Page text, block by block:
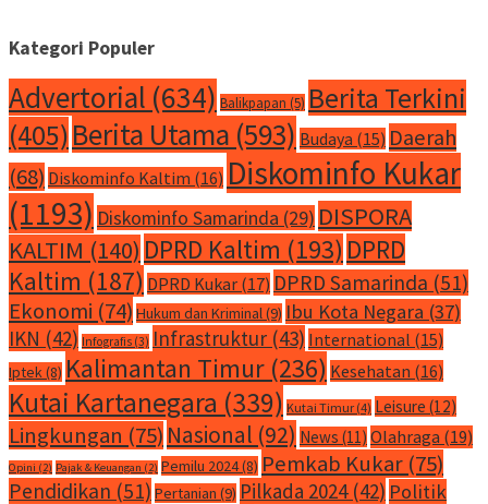
Kategori Populer
Advertorial (634) Balikpapan (5) Berita Terkini
(405)Berita Utama (593) Budaya (15) Daerah
(68) Diskominfo Kaltim (16) Diskominfo Kukar
(1193) Diskominfo Samarinda (29) DISPORA
KALTIM (140) DPRD Kaltim (193) DPRD
Kaltim (187) DPRD Kukar (17) DPRD Samarinda (51)
Ekonomi (74) Hukum dan Kriminal(9) Ibu Kota Negara (37)
IKN (42) Infografis (3) Infrastruktur (43) International (15)
Iptek(8) Kalimantan Timur (236) Kesehatan (16)
Kutai Kartanegara (339) Kutai Timur (4) Leisure (12)
Lingkungan (75) Nasional (92) News (11) Olahraga (19)
Opini (2) Pajak & Keuangan (2) Pemilu 2024(8) Pemkab Kukar (75)
Pendidikan (51) Pertanian (9) Pilkada 2024(42) Politik